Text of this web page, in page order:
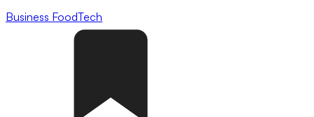
Business FoodTech